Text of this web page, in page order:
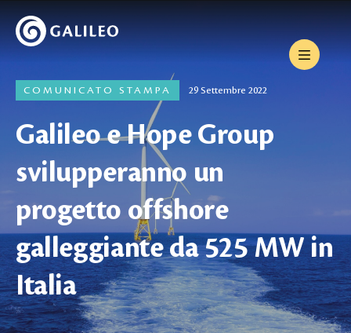
COMUNICATO STAMPA 29 Settembre 2022
Galileo e Hope Group
svilupperanno un
progetto offshore
galleggiante da 525 MW in
Italia